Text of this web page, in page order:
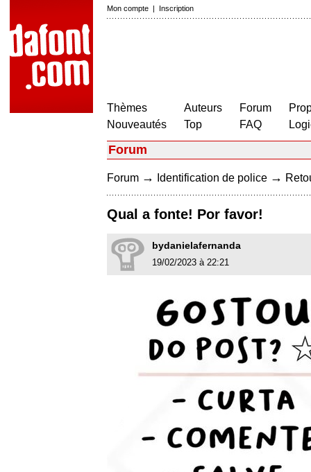
Mon compte | Inscription
Thèmes
Nouveautés
Auteurs
Top
Forum
FAQ
Forum
Forum → Identification de police →
Qual a fonte! Por favor!
bydanielafernanda
19/02/2023 à 22:21